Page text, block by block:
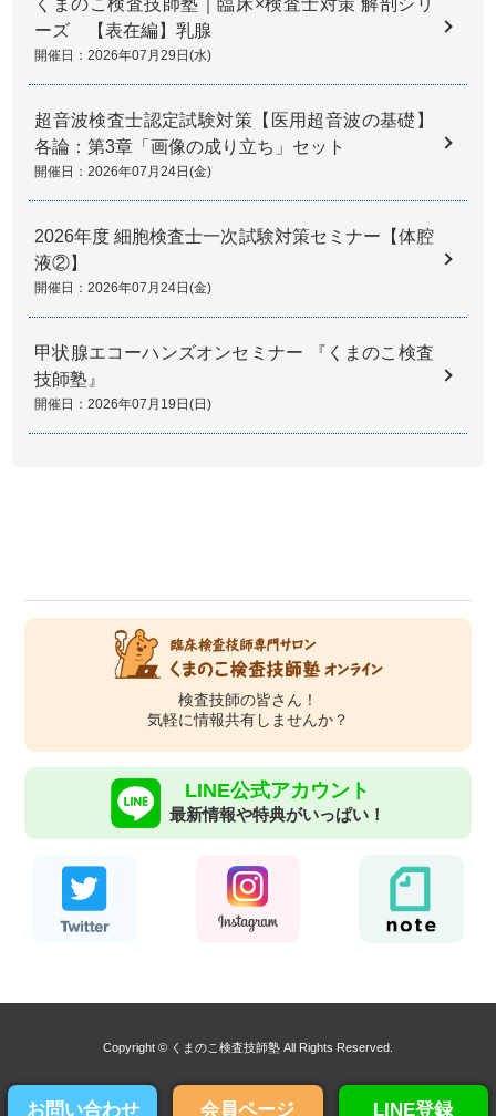
くまのこ検査技師塾｜臨床×検査士対策 解剖シリ
ーズ 【表在編】乳腺
開催日：2026年07月29日(水)
超音波検査士認定試験対策【医用超音波の基礎】
各論：第3章「画像の成り立ち」セット
開催日：2026年07月24日(金)
2026年度 細胞検査士一次試験対策セミナー【体腔
液②】
開催日：2026年07月24日(金)
甲状腺エコーハンズオンセミナー 『くまのこ検査
技師塾』
開催日：2026年07月19日(日)
検査技師の皆さん！
気軽に情報共有しませんか？
LINE公式アカウント
最新情報や特典がいっぱい！
Copyright © くまのこ検査技師塾 All Rights Reserved.
お問い合わせ 会員ページ LINE登録